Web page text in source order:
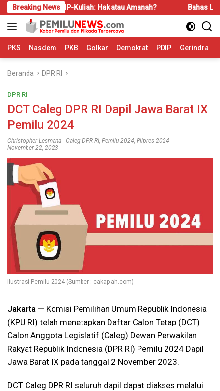
Langsung
ke
konten
Breaking News
KIP-Kuliah: Hak atau Amanah? Bahas LBS dan LP2B,
PKS Nasdem PKB Golkar Demokrat PDIP Gerindra
Beranda DPR RI
DPR RI
DCT Caleg DPR RI Dapil Jawa Barat IX
Pemilu 2024
Christopher Lesmana - Caleg DPR RI, Pemilu 2024, Pilpres 2024
November 22, 2023
Ilustrasi Pemilu 2024 (Sumber : cakaplah.com)
Jakarta — Komisi Pemilihan Umum Republik Indonesia
(KPU RI) telah menetapkan Daftar Calon Tetap (DCT)
Calon Anggota Legislatif (Caleg) Dewan Perwakilan
Rakyat Republik Indonesia (DPR RI) Pemilu 2024 Dapil
Jawa Barat IX pada tanggal 2 November 2023.
DCT Caleg DPR RI seluruh dapil dapat diakses melalui